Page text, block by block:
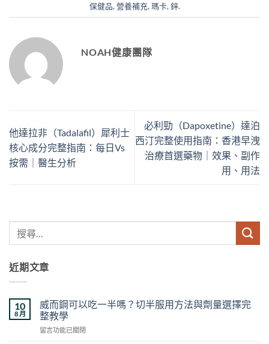
保健品, 營養補充, 瑪卡, 鋅.
NOAH健康團隊
他達拉非（Tadalafil）犀利士
核心成分完整指南：每日Vs
按需｜醫生分析
必利勁（Dapoxetine）達泊
西汀完整使用指南：香港早洩
治療首選藥物｜效果、副作
用、用法
近期文章
10
8 月
威而鋼可以吃一半嗎？切半服用方法與劑量選擇完
整教學
在
留言功能已關閉